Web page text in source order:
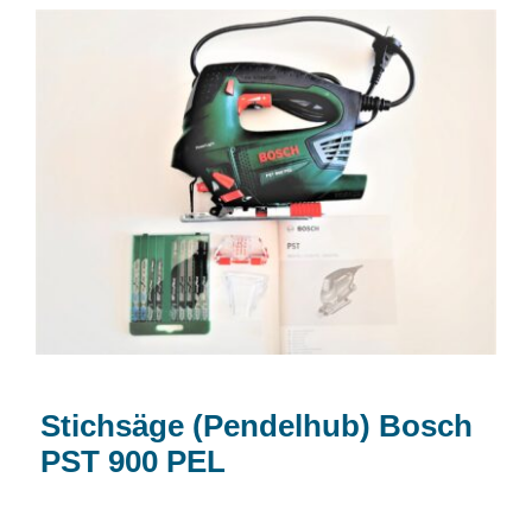
Stichsäge (Pendelhub) Bosch PST 900
PEL
Stichsäge (Pendelhub) Bosch
PST 900 PEL